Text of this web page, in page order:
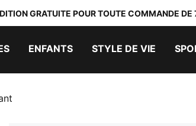
GRATUITE POUR TOUTE COMMANDE DE
ENFANTS STYLE DE VIE